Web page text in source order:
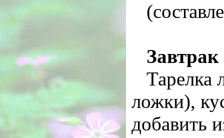
Завтрак
Тарелка
ложки),
добавить